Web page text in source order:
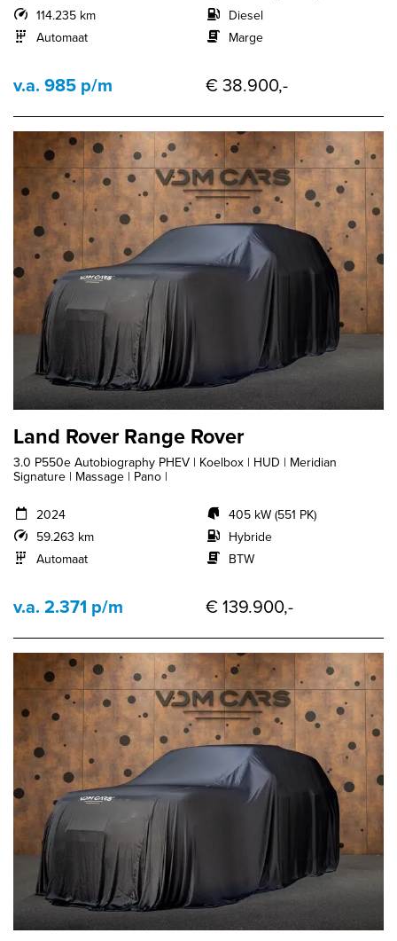
114.235 km
Automaat
Diesel
Marge
v.a. 985 p/m € 38.900,-
Land Rover Range Rover
3.0 P550e Autobiography PHEV | Koelbox | HUD | Meridian
Signature | Massage | Pano |
2024
59.263 km
Automaat
405 kW (551 PK)
Hybride
BTW
v.a. 2.371 p/m € 139.900,-